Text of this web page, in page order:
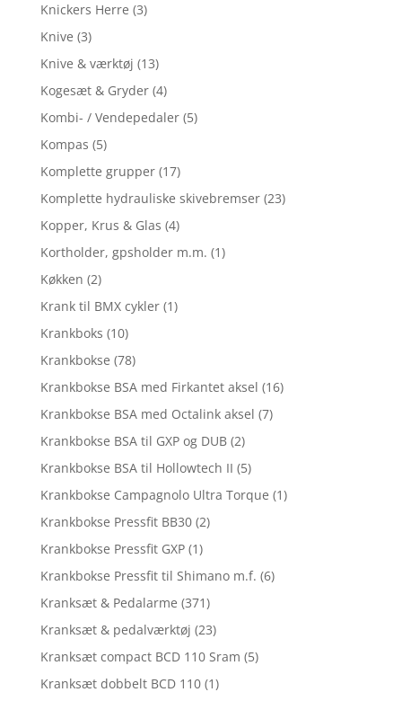
Knickers Herre (3)
Knive (3)
Knive & værktøj (13)
Kogesæt & Gryder (4)
Kombi- / Vendepedaler (5)
Kompas (5)
Komplette grupper (17)
Komplette hydrauliske skivebremser (23)
Kopper, Krus & Glas (4)
Kortholder, gpsholder m.m. (1)
Køkken (2)
Krank til BMX cykler (1)
Krankboks (10)
Krankbokse (78)
Krankbokse BSA med Firkantet aksel (16)
Krankbokse BSA med Octalink aksel (7)
Krankbokse BSA til GXP og DUB (2)
Krankbokse BSA til Hollowtech II (5)
Krankbokse Campagnolo Ultra Torque (1)
Krankbokse Pressfit BB30 (2)
Krankbokse Pressfit GXP (1)
Krankbokse Pressfit til Shimano m.f. (6)
Kranksæt & Pedalarme (371)
Kranksæt & pedalværktøj (23)
Kranksæt compact BCD 110 Sram (5)
Kranksæt dobbelt BCD 110 (1)